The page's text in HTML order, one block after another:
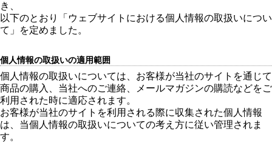
き、
以下のとおり「ウェブサイトにおける個人情報の取扱いについ
て」を定めました。
個人情報の取扱いの適用範囲
個人情報の取扱いについては、お客様が当社のサイトを通じて
商品の購入、当社へのご連絡、メールマガジンの購読などをご
利用された時に適応されます。
お客様が当社のサイトを利用される際に収集された個人情報
は、当個人情報の取扱いについての考え方に従い管理されま
す。